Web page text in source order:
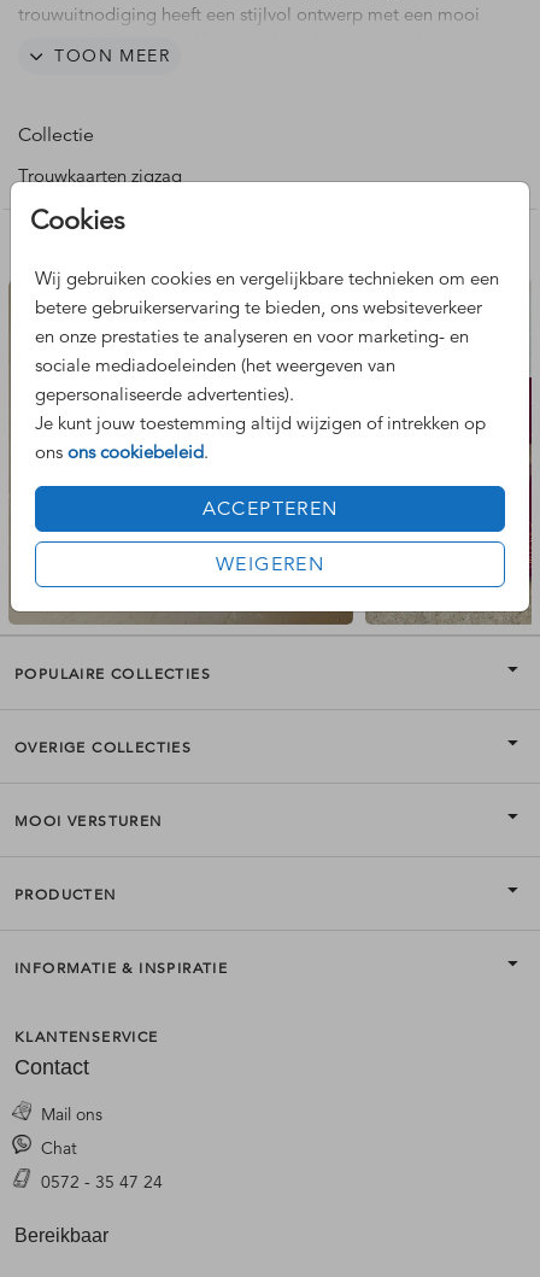
Cookies
Wij gebruiken cookies en vergelijkbare technieken om een
betere gebruikerservaring te bieden, ons websiteverkeer
en onze prestaties te analyseren en voor marketing- en
sociale mediadoeleinden (het weergeven van
gepersonaliseerde advertenties).
Je kunt jouw toestemming altijd wijzigen of intrekken op
ons ons cookiebeleid.
ACCEPTEREN
WEIGEREN
trouwuitnodiging heeft een stijlvol ontwerp met een mooi
geometrisch patroon is de perfecte keuze voor koppels die
TOON MEER
Collectie
Trouwkaarten zigzag
POPULAIRE COLLECTIES
OVERIGE COLLECTIES
MOOI VERSTUREN
PRODUCTEN
INFORMATIE & INSPIRATIE
KLANTENSERVICE
Contact
Mail ons
Chat
0572 - 35 47 24
Bereikbaar